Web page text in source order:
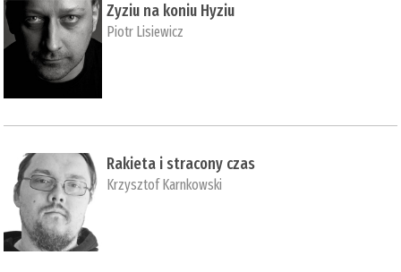
Zyziu na koniu Hyziu
Piotr Lisiewicz
Rakieta i stracony czas
Krzysztof Karnkowski